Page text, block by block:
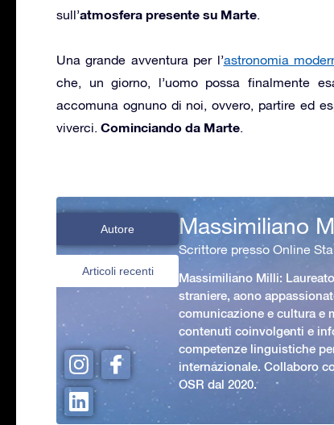
sull’atmosfera presente su Marte.
Una grande avventura per l’astronomia
che, un giorno, l’uomo possa finalmente
accomuna ognuno di noi, ovvero, partire ed
viverci. Cominciando da Marte.
Autore
Articoli recenti
Massimiliano
Scrittore presso Online
Massimiliano Milli:
straniere, aono
comunicazione e cultura e
contenuti coinvolgenti e
competenze linguistiche
internazionale. Collaboro
OSR dal 2020.